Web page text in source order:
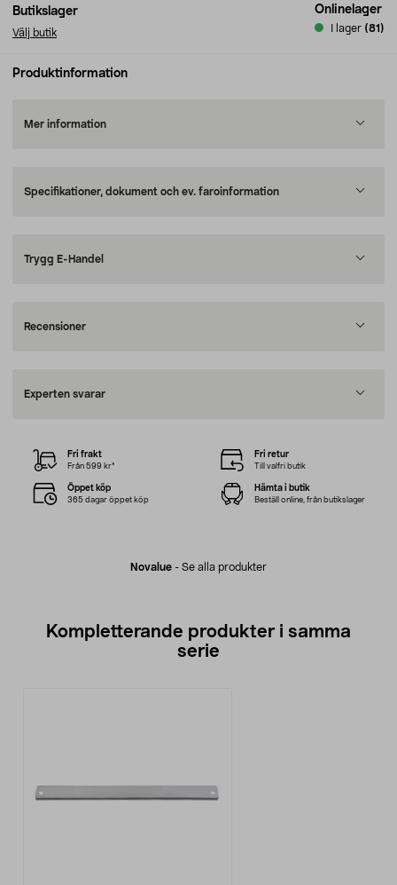
Butikslager
Välj butik
Onlinelager
I lager (81)
Produktinformation
Mer information
Specifikationer, dokument och ev. faroinformation
Trygg E-Handel
Recensioner
Experten svarar
Novalue - Se alla produkter
Fri frakt
Från 599 kr*
Fri retur
Till valfri butik
Öppet köp
365 dagar öppet köp
Hämta i butik
Beställ online, från butikslager
Kompletterande produkter i samma
serie